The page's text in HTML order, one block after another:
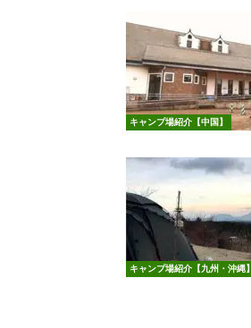
キャンプ場紹介【中国】
キャンプ場紹介【九州・沖縄】